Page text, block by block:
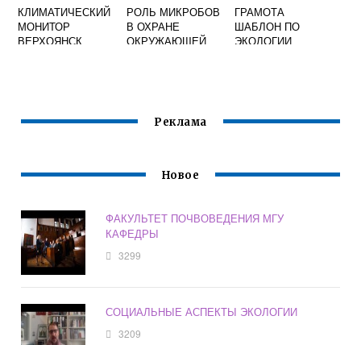
КЛИМАТИЧЕСКИЙ
МОНИТОР
ВЕРХОЯНСК
РОЛЬ МИКРОБОВ
В ОХРАНЕ
ОКРУЖАЮЩЕЙ
ГРАМОТА
ШАБЛОН ПО
ЭКОЛОГИИ
Реклама
Новое
ФАКУЛЬТЕТ ПОЧВОВЕДЕНИЯ МГУ
КАФЕДРЫ
3299
СОЦИАЛЬНЫЕ АСПЕКТЫ ЭКОЛОГИИ
3209